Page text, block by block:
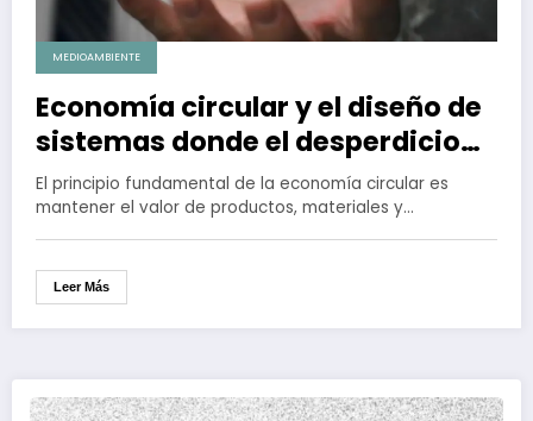
MEDIOAMBIENTE
Economía circular y el diseño de
sistemas donde el desperdicio
no exista
El principio fundamental de la economía circular es
mantener el valor de productos, materiales y…
Leer Más